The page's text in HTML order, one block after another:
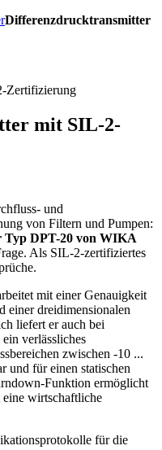
Differenzdrucktransmitter
mit SIL-2-
und
von Filtern und Pumpen:
DPT-20 von WIKA
Als SIL-2-zertifiziertes
mit einer Genauigkeit
einer dreidimensionalen
liefert er auch bei
verlässliches
zwischen -10 ...
und für einen statischen
Funktion ermöglicht
wirtschaftliche
für die